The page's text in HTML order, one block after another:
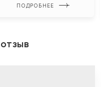
ПОДРОБНЕЕ